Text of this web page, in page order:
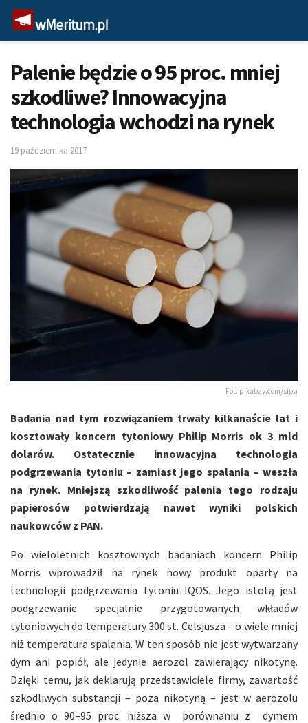
Palenie będzie o 95 proc. mniej
szkodliwe? Innowacyjna
technologia wchodzi na rynek
19 października 2017
Fot. pixabay.com/sipa
Badania nad tym rozwiązaniem trwały kilkanaście lat i
kosztowały koncern tytoniowy Philip Morris ok 3 mld
dolarów. Ostatecznie innowacyjna technologia
podgrzewania tytoniu – zamiast jego spalania – weszła
na rynek. Mniejszą szkodliwość palenia tego rodzaju
papierosów potwierdzają nawet wyniki polskich
naukowców z PAN.
Po wieloletnich kosztownych badaniach koncern Philip
Morris wprowadził na rynek nowy produkt oparty na
technologii podgrzewania tytoniu IQOS. Jego istotą jest
podgrzewanie specjalnie przygotowanych wkładów
tytoniowych do temperatury 300 st. Celsjusza – o wiele mniej
niż temperatura spalania. W ten sposób nie jest wytwarzany
dym ani popiół, ale jedynie aerozol zawierający nikotynę.
Dzięki temu, jak deklarują przedstawiciele firmy, zawartość
szkodliwych substancji – poza nikotyną – jest w aerozolu
średnio o 90–95 proc. niższa w porównaniu z dymem